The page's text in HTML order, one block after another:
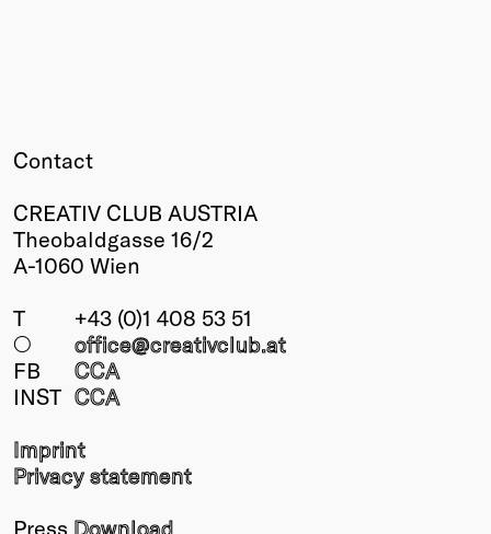
Contact
CREATIV CLUB AUSTRIA
Theobaldgasse 16/2
A-1060 Wien
T
+43 (0)1 408 53 51
○
office@creativclub.at
FB
CCA
INST CCA
Imprint
Privacy statement
Press Download